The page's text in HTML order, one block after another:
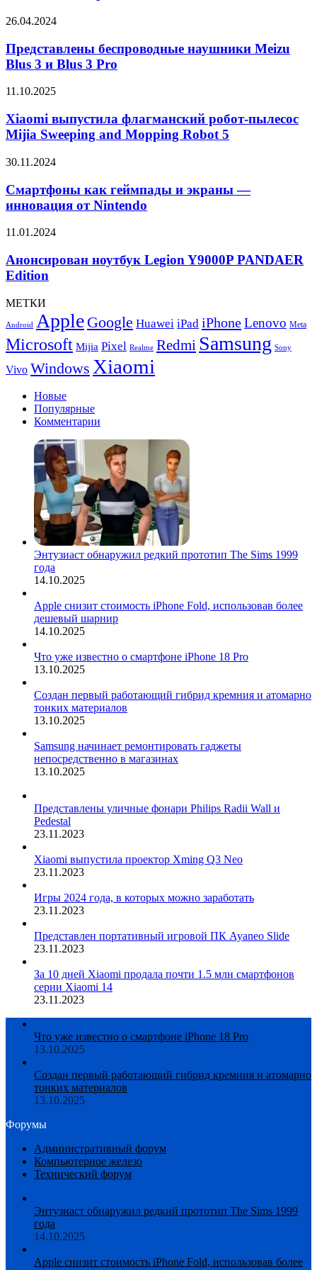
QD-
экраном
и
240
Представлены
наушники
Meizu
Blus
и
3
Pro
26.04.2024
Представлены беспроводные наушники Meizu
Blus 3 и Blus 3 Pro
Xiaomi
флагманский
робот-
пылесос
Sweeping
Mopping
Robot
11.10.2025
Xiaomi выпустила флагманский робот-пылесос
Mijia Sweeping and Mopping Robot 5
Смартфоны
геймпады
и
экраны
инновация
Nintendo
30.11.2024
Смартфоны как геймпады и экраны —
инновация от Nintendo
Анонсирован
Legion
Y9000P
PANDAER
11.01.2024
Анонсирован ноутбук Legion Y9000P PANDAER
Edition
МЕТКИ
Android Apple Google Huawei iPad iPhoneLenovo Meta
Microsoft Mijia Pixel Realme Redmi Samsung Sony
Vivo Windows Xiaomi
Новые
Популярные
Комментарии
Энтузиаст обнаружил редкий прототип The Sims 1999
года
14.10.2025
Apple снизит стоимость iPhone Fold, использовав более
дешевый шарнир
14.10.2025
Что уже известно о смартфоне iPhone 18 Pro
13.10.2025
Создан первый работающий гибрид кремния и атомарно
тонких материалов
13.10.2025
Samsung начинает ремонтировать гаджеты
непосредственно в магазинах
13.10.2025
Представлены уличные фонари Philips Radii Wall и
Pedestal
23.11.2023
Xiaomi выпустила проектор Xming Q3 Neo
23.11.2023
Игры 2024 года, в которых можно заработать
23.11.2023
Представлен портативный игровой ПК Ayaneo Slide
23.11.2023
За 10 дней Xiaomi продала почти 1.5 млн смартфонов
серии Xiaomi 14
23.11.2023
Что уже известно о смартфоне iPhone 18 Pro
13.10.2025
Создан первый работающий гибрид кремния и атомарно
тонких материалов
13.10.2025
Форумы
Административный форум
Компьютерное железо
Технический форум
Энтузиаст обнаружил редкий прототип The Sims 1999
года
14.10.2025
Apple снизит стоимость iPhone Fold, использовав более